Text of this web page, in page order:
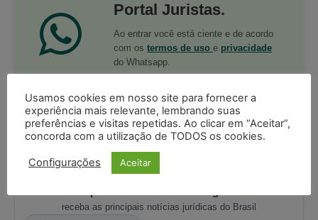
Portal Juristas.
Ao entrar você está ciente e de acordo
com os termos de uso e privacidade
do Whatsapp.
PARTICIPE DO CANAL
receba as principais notícias jurídicas do Brasil
Usamos cookies em nosso site para fornecer a
experiência mais relevante, lembrando suas
preferências e visitas repetidas. Ao clicar em “Aceitar”,
concorda com a utilização de TODOS os cookies.
Configurações Aceitar